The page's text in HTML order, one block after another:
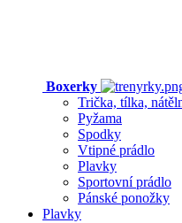
Trenýrky
Trička, tílka,
Pyžama
Spodky
Vtipné prádlo
Plavky
Sportovní prádlo
Pánské ponožky